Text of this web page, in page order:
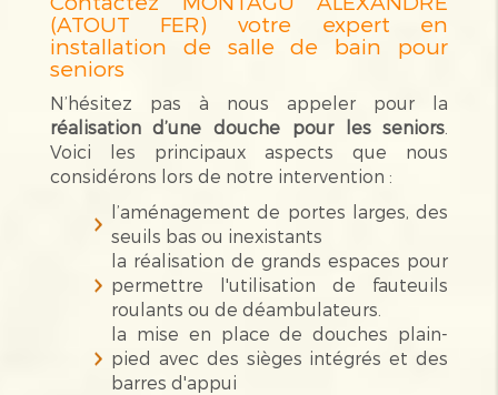
(ATOUT FER) votre expert en
installation de salle de bain pour
seniors
N’hésitez pas à nous appeler pour la
réalisation d’une douche pour les seniors
Voici les principaux aspects que nous
considérons lors de notre intervention :
l’aménagement de portes larges, des
seuils bas ou inexistants
la réalisation de grands espaces pour
permettre l'utilisation de fauteuils
roulants ou de déambulateurs.
la mise en place de douches plain-
pied avec des sièges intégrés et des
barres d'appui